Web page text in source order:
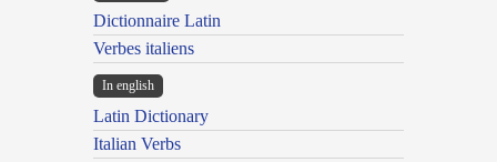
Dictionnaire Latin
Verbes italiens
In english
Latin Dictionary
Italian Verbs